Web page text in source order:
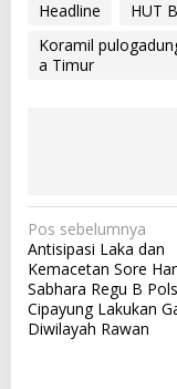
Headline
HUT
Koramil
a Timur
N
a
v
i
Pos sebelumnya
Antisipasi Laka dan
Kemacetan Sore
Sabhara Regu B
Cipayung Lakukan
Diwilayah Rawan